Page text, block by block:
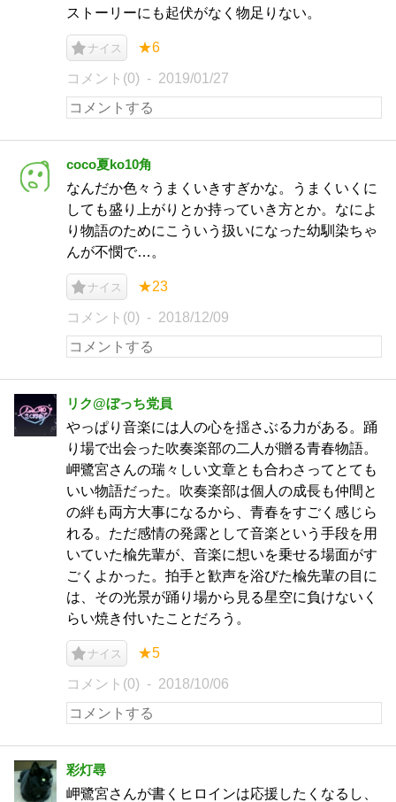
ストーリーにも起伏がなく物足りない。
ナイス ★6
コメント(0) 2019/01/27
coco夏ko10角
なんだか色々うまくいきすぎかな。うまくいくに
しても盛り上がりとか持っていき方とか。なによ
り物語のためにこういう扱いになった幼馴染ちゃ
んが不憫で…。
ナイス ★23
コメント(0) 2018/12/09
リク@ぼっち党員
やっぱり音楽には人の心を揺さぶる力がある。踊
り場で出会った吹奏楽部の二人が贈る青春物語。
岬鷺宮さんの瑞々しい文章とも合わさってとても
いい物語だった。吹奏楽部は個人の成長も仲間と
の絆も両方大事になるから、青春をすごく感じら
れる。ただ感情の発露として音楽という手段を用
いていた楡先輩が、音楽に想いを乗せる場面がす
ごくよかった。拍手と歓声を浴びた楡先輩の目に
は、その光景が踊り場から見る星空に負けないく
らい焼き付いたことだろう。
ナイス ★5
コメント(0) 2018/10/06
彩灯尋
岬鷺宮さんが書くヒロインは応援したくなるし、